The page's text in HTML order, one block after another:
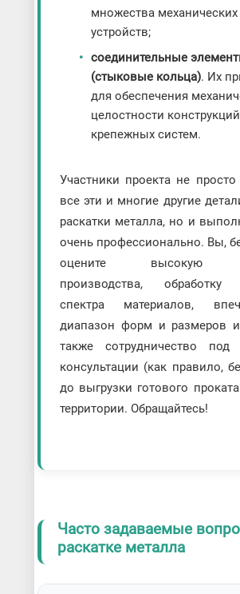
множества механических
устройств;
соединительные
(стыковые кольца). Их
для обеспечения
целостности
крепежных систем.
Участники проекта не просто
все эти и многие другие
раскатки металла, но и
очень профессионально. Вы,
оцените высокую
производства, обработку
спектра материалов,
диапазон форм и размеров
также сотрудничество
консультации (как правило,
до выгрузки готового
территории. Обращайтесь!
Часто задаваемые
раскатке металла